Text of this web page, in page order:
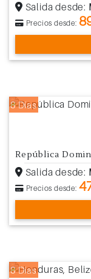
Salida desde:
Precios desde:
8 Días
República
Salida desde:
Precios desde:
8 Días